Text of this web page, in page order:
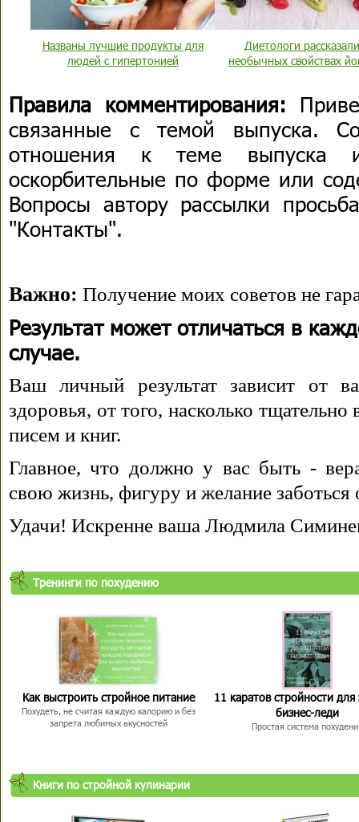
Названы лучшие продукты для
людей с гипертонией
Диетологи
необычных свойствах
Правила комментирования:
связанные с темой выпуска.
отношения к теме выпуска
оскорбительные по форме или
Вопросы автору рассылки
"Контакты".
Важно: Получение моих советов не
Результат может отличаться в
случае.
Ваш личный результат зависит от
здоровья, от того, насколько
писем и книг.
Главное, что должно у вас быть -
свою жизнь, фигуру и желание заботься
Удачи! Искренне ваша Людмила
Тренинги по похудению
Как выстроить стройное питание
Похудеть, не считая каждую калорию и без
запрета любимых вкусностей
11 каратов стройности для
бизнес-леди
Простая система
Книги по стройной кулинарии